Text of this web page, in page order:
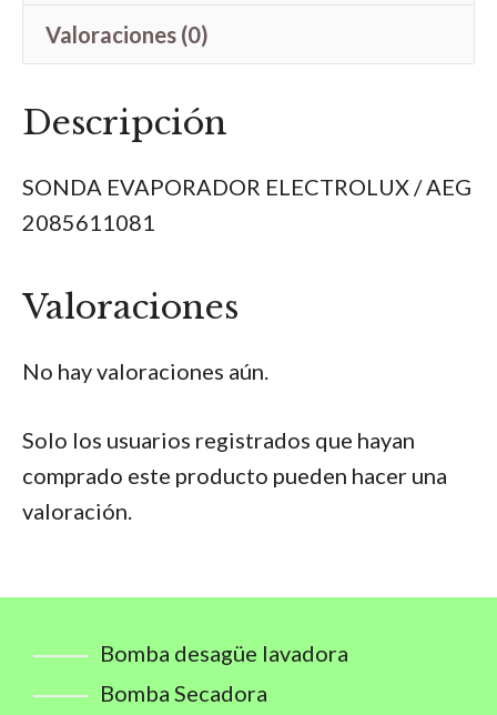
Valoraciones (0)
Descripción
SONDA EVAPORADOR ELECTROLUX / AEG
2085611081
Valoraciones
No hay valoraciones aún.
Solo los usuarios registrados que hayan
comprado este producto pueden hacer una
valoración.
Bomba desagüe lavadora
Bomba Secadora